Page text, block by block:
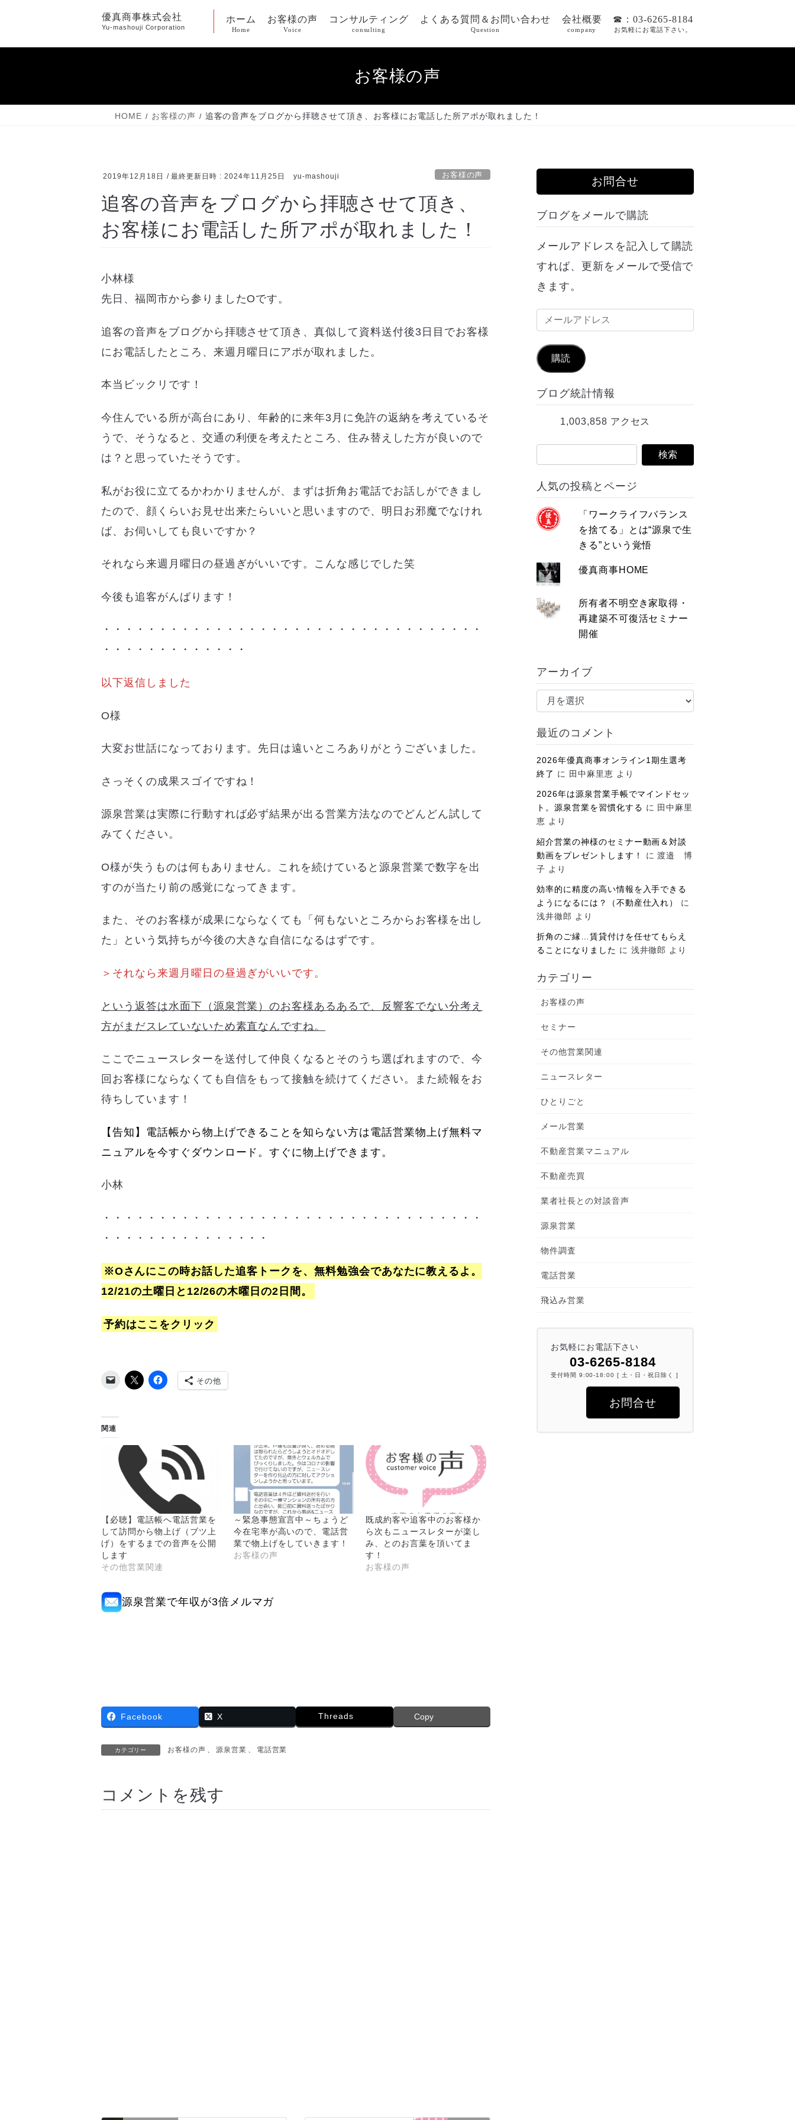
ン
キ
ー
に
優真商事株式会社
Yu-mashouji Corporation
ホーム
Home
お客様の声
Voice
コンサルティング
consulting
よくある質問＆お問い合わせ
Question
会社概要
company
☎：03-6265-8184
お気軽にお電話下さい。
お客様の声
HOME お客様の声 追客の音声をブログから拝聴させて頂き、お客様にお電話した所アポが取れました！
2019年12月18日 / 最終更新日時 :2024年11月25日 yu-mashouji お客様の声
追客の音声をブログから拝聴させて頂き、
お客様にお電話した所アポが取れました！
小林様
先日、福岡市から参りましたOです。
追客の音声をブログから拝聴させて頂き、真似して資料送付後3日目でお客様
にお電話したところ、来週月曜日にアポが取れました。
本当ビックリです！
今住んでいる所が高台にあり、年齢的に来年3月に免許の返納を考えているそ
うで、そうなると、交通の利便を考えたところ、住み替えした方が良いので
は？と思っていたそうです。
私がお役に立てるかわかりませんが、まずは折角お電話でお話しができまし
たので、顔くらいお見せ出来たらいいと思いますので、明日お邪魔でなけれ
ば、お伺いしても良いですか？
それなら来週月曜日の昼過ぎがいいです。こんな感じでした笑
今後も追客がんばります！
・・・・・・・・・・・・・・・・・・・・・・・・・・・・・・・・・・
・・・・・・・・・・・・・
以下返信しました
O様
大変お世話になっております。先日は遠いところありがとうございました。
さっそくの成果スゴイですね！
源泉営業は実際に行動すれば必ず結果が出る営業方法なのでどんどん試して
みてください。
O様が失うものは何もありません。これを続けていると源泉営業で数字を出
すのが当たり前の感覚になってきます。
また、そのお客様が成果にならなくても「何もないところからお客様を出し
た」という気持ちが今後の大きな自信になるはずです。
＞それなら来週月曜日の昼過ぎがいいです。
という返答は水面下（源泉営業）のお客様あるあるで、反響客でない分考え
方がまだスレていないため素直なんですね。
ここでニュースレターを送付して仲良くなるとそのうち選ばれますので、今
回お客様にならなくても自信をもって接触を続けてください。また続報をお
待ちしています！
【告知】電話帳から物上げできることを知らない方は電話営業物上げ無料マ
ニュアルを今すぐダウンロード。すぐに物上げできます。
小林
・・・・・・・・・・・・・・・・・・・・・・・・・・・・・・・・・・
・・・・・・・・・・・・・・・
※Oさんにこの時お話した追客トークを、無料勉強会であなたに教えるよ。
12/21の土曜日と12/26の木曜日の2日間。
予約はここをクリック
その他
関連
【必聴】電話帳へ電話営業を
して訪問から物上げ（ブツ上
げ）をするまでの音声を公開
します
その他営業関連
～緊急事態宣言中～ちょうど
今在宅率が高いので、電話営
業で物上げをしていきます！
お客様の声
既成約客や追客中のお客様か
ら次もニュースレターが楽し
み、とのお言葉を頂いてま
す！
お客様の声
源泉営業で年収が3倍メルマガ
Facebook X Threads Copy
カテゴリー お客様の声 、 源泉営業 、 電話営業
コメントを残す
お問合せ
ブログをメールで購読
メールアドレスを記入して購読
すれば、更新をメールで受信で
きます。
ル
ド
購読
ブログ統計情報
1,003,858 アクセス
人気の投稿とページ
「ワークライフバランス
を捨てる」とは“源泉で生
きる”という覚悟
優真商事HOME
所有者不明空き家取得・
再建築不可復活セミナー
開催
アーカイブ
ア
イ
ブ
最近のコメント
2026年優真商事オンライン1期生選考
終了 に 田中麻里恵 より
2026年は源泉営業手帳でマインドセッ
ト。源泉営業を習慣化する に 田中麻里
恵 より
紹介営業の神様のセミナー動画＆対談
動画をプレゼントします！
に渡邉 博
子 より
効率的に精度の高い情報を入手できる
ようになるには？（不動産仕入れ）
に
浅井徹郎 より
折角のご縁…賃貸付けを任せてもらえ
ることになりました に 浅井徹郎 より
カテゴリー
お客様の声
セミナー
その他営業関連
ニュースレター
ひとりごと
メール営業
不動産営業マニュアル
不動産売買
業者社長との対談音声
源泉営業
物件調査
電話営業
飛込み営業
お気軽にお電話下さい
03-6265-8184
受付時間 9:00-18:00 [ 土・日・祝日除く ]
お問合せ